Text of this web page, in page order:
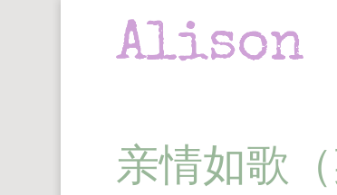
亲情如歌（